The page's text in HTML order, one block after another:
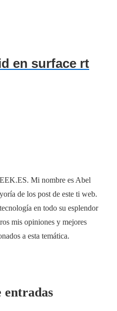
en surface rt
Mi nombre es Abel
de los post de este ti web.
en todo su esplendor
mis opiniones y mejores
a esta temática.
entradas